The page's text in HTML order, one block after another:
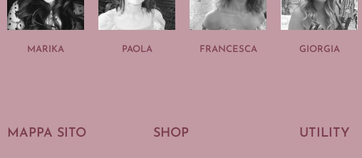
MARIKA PAOLA FRANCESCA GIORGIA
MAPPA SITO SHOP UTILITY